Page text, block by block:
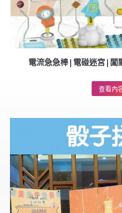
電流急急棒|電碰迷宮|闖
查看內